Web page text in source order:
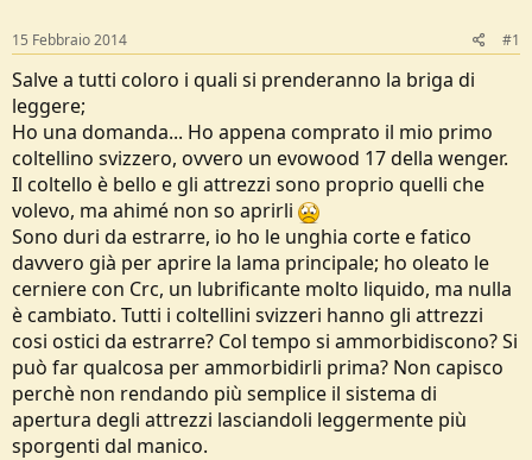
D
i
s
u
s
s
i
o
n
e
i
z
i
15 Febbraio 2014 #1
Salve a tutti coloro i quali si prenderanno la briga di
leggere;
Ho una domanda... Ho appena comprato il mio primo
coltellino svizzero, ovvero un evowood 17 della wenger.
Il coltello è bello e gli attrezzi sono proprio quelli che
volevo, ma ahimé non so aprirli
Sono duri da estrarre, io ho le unghia corte e fatico
davvero già per aprire la lama principale; ho oleato le
cerniere con Crc, un lubrificante molto liquido, ma nulla
è cambiato. Tutti i coltellini svizzeri hanno gli attrezzi
cosi ostici da estrarre? Col tempo si ammorbidiscono? Si
può far qualcosa per ammorbidirli prima? Non capisco
perchè non rendando più semplice il sistema di
apertura degli attrezzi lasciandoli leggermente più
sporgenti dal manico.